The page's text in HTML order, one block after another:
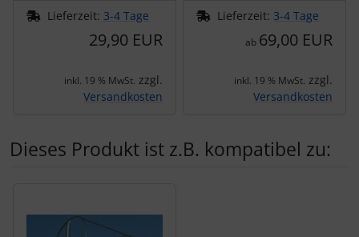
Lieferzeit: 3-4 Tage
29,90 EUR
inkl. 19 % MwSt. zzgl.
Versandkosten
Lieferzeit: 3-4 Tage
ab 69,00 EUR
inkl. 19 % MwSt. zzgl.
Versandkosten
Dieses Produkt ist z.B. kompatibel zu: